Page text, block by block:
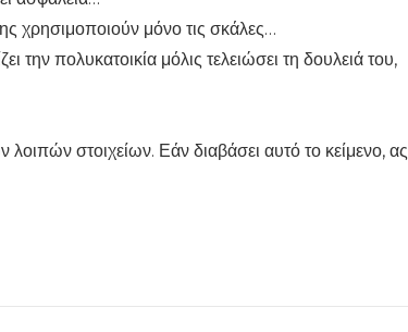
χρησιμοποιούν μόνο τις σκάλες…
πολυκατοικία μόλις τελειώσει τη δουλειά του,
στοιχείων. Εάν διαβάσει αυτό το κείμενο, ας